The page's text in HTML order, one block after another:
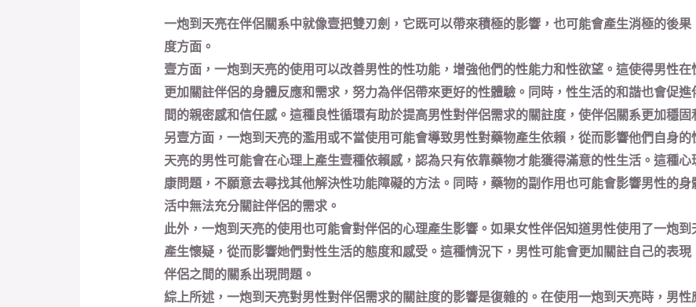
一炮到天亮在伴侶關系中就像壹把雙刃劍，它既可以帶來積極的影響，也可能會產生消極的後
度方面。
壹方面，一炮到天亮的使用可以改善男性的性功能，增強他們的性能力和性欲望。這使得男性
更加關註伴侶的身體反應和需求，努力為伴侶帶來更好的性體驗。同時，性生活的和諧也會促
間的親密感和信任感。這種良性循環有助於提高男性對伴侶需求的關註度，使伴侶關系更加穩固
另壹方面，一炮到天亮的濫用或不當使用可能會導致男性對藥物產生依賴，從而影響他們自身
天亮的男性可能會在心理上產生壹種依賴感，認為只有依靠藥物才能獲得滿意的性生活。這種
康問題，不願意去尋找其他解決性功能障礙的方法。同時，藥物的副作用也可能會影響男性的
活中無法充分關註伴侶的需求。
此外，一炮到天亮的使用也可能會對伴侶的心理產生影響。如果女性伴侶知道男性使用了一炮
產生懷疑，從而影響她們對性生活的態度和感受。這種情況下，男性可能會更加關註自己的表
伴侶之間的關系出現問題。
綜上所述，一炮到天亮對男性對伴侶需求的關註度的影響是復雜的。在使用一炮到天亮時，男